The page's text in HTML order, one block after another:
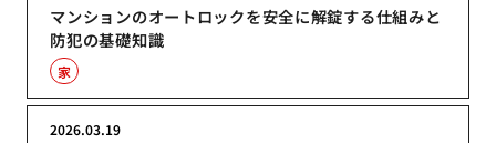
マンションのオートロックを安全に解錠する仕組みと
防犯の基礎知識
家
2026.03.19